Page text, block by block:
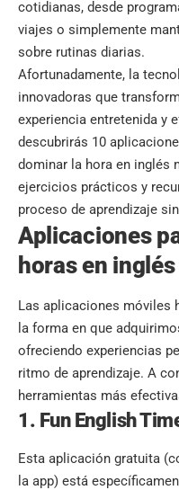
cotidianas, desde
viajes o simplemente
sobre rutinas diarias.
Afortunadamente, la
innovadoras que
experiencia entretenida y
descubrirás 10
dominar la hora en inglés
ejercicios prácticos y
proceso de aprendizaje
Aplicaciones
horas en inglés
Las aplicaciones móviles
la forma en que
ofreciendo experiencias
ritmo de aprendizaje. A
herramientas más
1. Fun English
Esta aplicación gratuita
la app) está